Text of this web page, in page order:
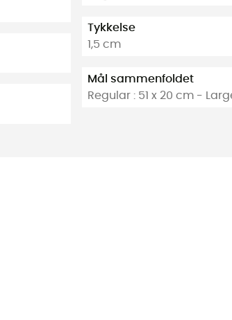
Tykkelse
1,5 cm
Mål sammenfoldet
Regular : 51 x 20 cm -